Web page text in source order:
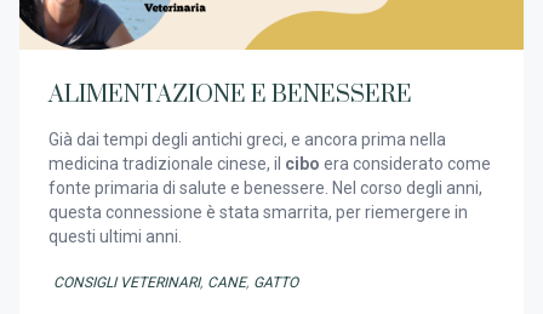
ALIMENTAZIONE E BENESSERE
Già dai tempi degli antichi greci, e ancora prima nella
medicina tradizionale cinese, il cibo era considerato come
fonte primaria di salute e benessere. Nel corso degli anni,
questa connessione è stata smarrita, per riemergere in
questi ultimi anni.
CONSIGLI VETERINARI, CANE, GATTO